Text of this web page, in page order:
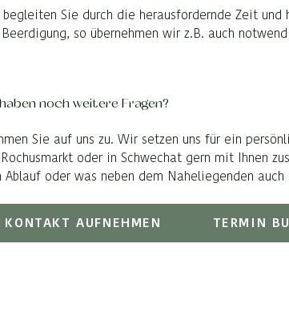
Sie durch die herausfordernde Zeit
so übernehmen wir z.B. auch
noch weitere Fragen?
Sie auf uns zu. Wir setzen uns für ein
oder in Schwechat gern mit Ihnen
Ablauf oder was neben dem Naheliegenden auch
KONTAKT AUFNEHMEN TERMIN